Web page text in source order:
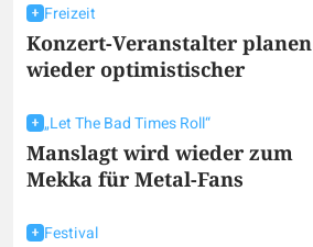
Freizeit
Konzert-Veranstalter planen
wieder optimistischer
„Let The Bad Times Roll“
Manslagt wird wieder zum
Mekka für Metal-Fans
Festival